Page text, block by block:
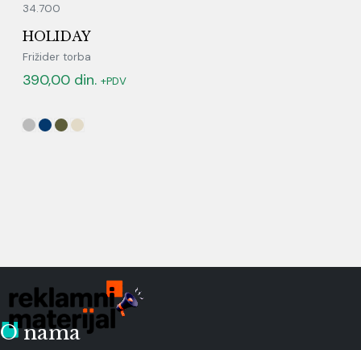
34.700
HOLIDAY
Frižider torba
390,00 din. +PDV
O nama